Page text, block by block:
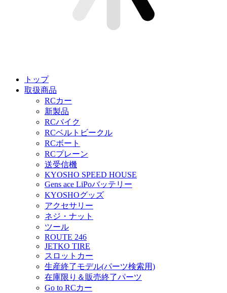
トップ
取扱商品
RCカー
新製品
RCバイク
RCベルトビークル
RCボート
RCプレーン
送受信機
KYOSHO SPEED HOUSE
Gens ace LiPoバッテリー
KYOSHOグッズ
アクセサリー
ネジ・ナット
ツール
ROUTE 246
JETKO TIRE
スロットカー
生産終了モデル(パーツ検索用)
在庫限り＆販売終了パーツ
Go to RCカー